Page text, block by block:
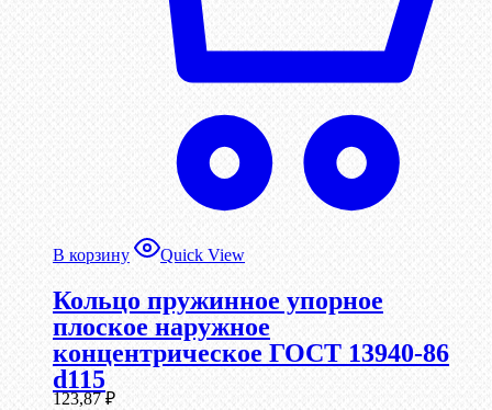
В корзину Quick View
Кольцо пружинное упорное
плоское наружное
концентрическое ГОСТ 13940-86
d115
123,87₽